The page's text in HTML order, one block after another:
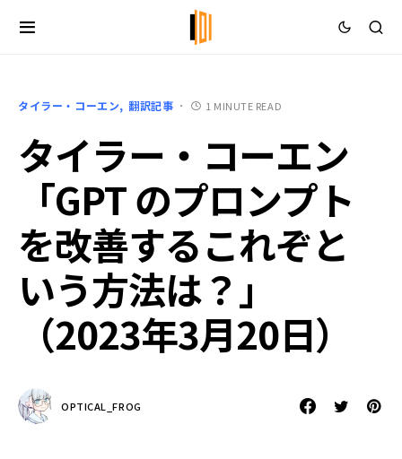
タイラー・コーエン 翻訳記事 1 MINUTE READ
タイラー・コーエン
「GPT のプロンプト
を改善するこれぞと
いう方法は？」
（2023年3月20日）
OPTICAL_FROG